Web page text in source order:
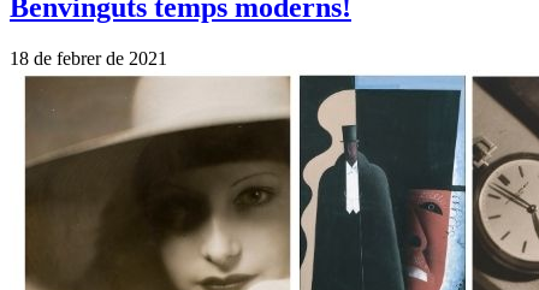
Benvinguts temps moderns!
18 de febrer de 2021